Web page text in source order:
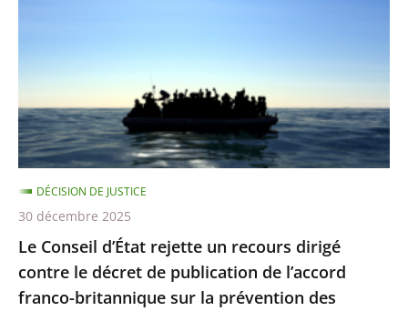
recours
contre
le
décret
de
publication
de
l’accord
franco-
Le Conseil d’État rejette un recours dirigé
contre le décret de publication de l’accord
franco-britannique sur la prévention des
DÉCISION DE JUSTICE
30 décembre 2025